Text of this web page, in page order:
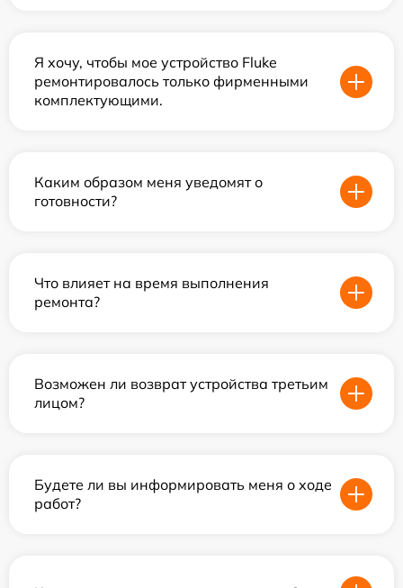
Я хочу, чтобы мое устройство Fluke
ремонтировалось только фирменными
комплектующими.
Каким образом меня уведомят о
готовности?
Что влияет на время выполнения
ремонта?
Возможен ли возврат устройства третьим
лицом?
Будете ли вы информировать меня о ходе
работ?